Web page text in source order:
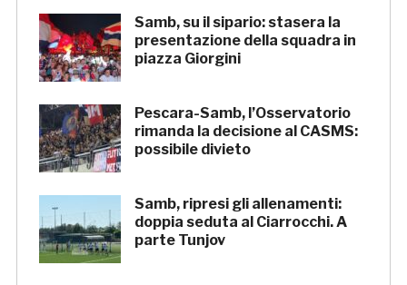
Samb, su il sipario: stasera la
presentazione della squadra in
piazza Giorgini
Pescara-Samb, l’Osservatorio
rimanda la decisione al CASMS:
possibile divieto
Samb, ripresi gli allenamenti:
doppia seduta al Ciarrocchi. A
parte Tunjov